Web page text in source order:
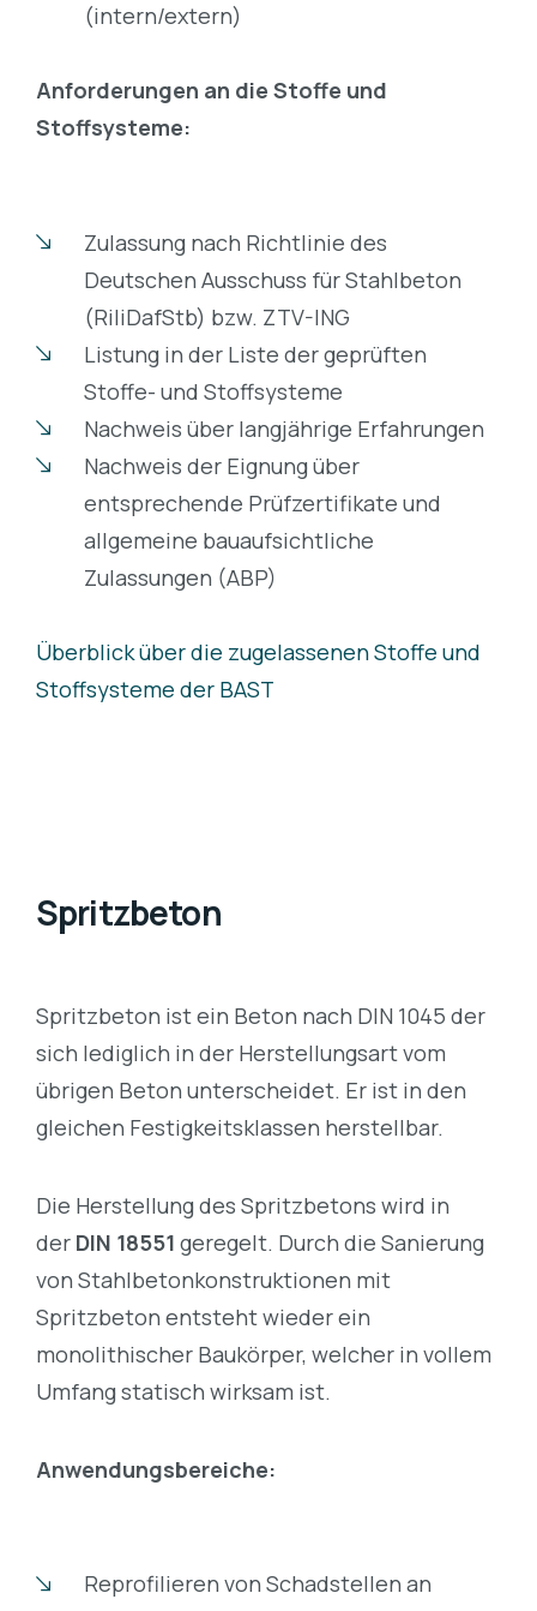
(intern/extern)
Anforderungen an die Stoffe und
Stoffsysteme:
Zulassung nach Richtlinie des
Deutschen Ausschuss für Stahlbeton
(RiliDafStb) bzw. ZTV-ING
Listung in der Liste der geprüften
Stoffe- und Stoffsysteme
Nachweis über langjährige Erfahrungen
Nachweis der Eignung über
entsprechende Prüfzertifikate und
allgemeine bauaufsichtliche
Zulassungen (ABP)
Überblick über die zugelassenen Stoffe und
Stoffsysteme der BAST
Spritzbeton
Spritzbeton ist ein Beton nach DIN 1045 der
sich lediglich in der Herstellungsart vom
übrigen Beton unterscheidet. Er ist in den
gleichen Festigkeitsklassen herstellbar.
Die Herstellung des Spritzbetons wird in
der DIN 18551 geregelt. Durch die Sanierung
von Stahlbetonkonstruktionen mit
Spritzbeton entsteht wieder ein
monolithischer Baukörper, welcher in vollem
Umfang statisch wirksam ist.
Anwendungsbereiche:
Reprofilieren von Schadstellen an